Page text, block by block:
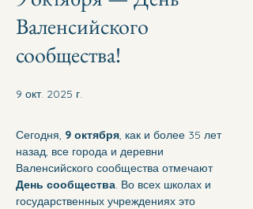
Главная
Валенсийского
сообщества!
9 окт. 2025 г.
Сегодня, 9 октября, как и более 35 лет
назад, все города и деревни
Валенсийского сообщества отмечают
День сообщества. Во всех школах и
государственных учреждениях это